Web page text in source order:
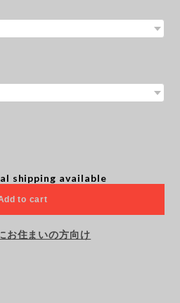
shipping available
to cart
お住まいの方向け